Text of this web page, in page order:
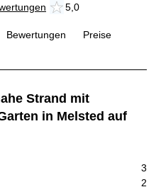
5,0
Bewertungen
Preise
Strand mit
in Melsted auf
3
2